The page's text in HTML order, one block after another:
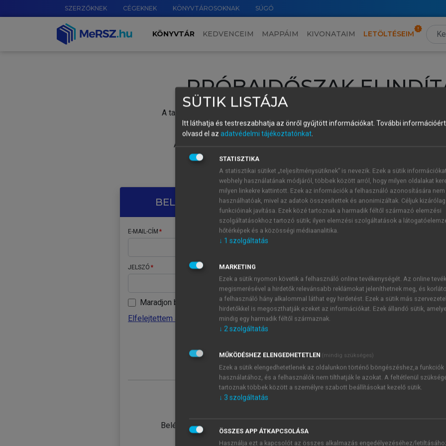
SZERZŐKNEK CÉGEKNEK KÖNYVTÁROSOKNAK SÚGÓ
KÖNYVTÁR KEDVENCEIM MAPPÁIM KIVONATAIM LETÖLTÉSEIM
PRÓBAIDŐSZAK
A tartalom megtekintéséhez lépj be a saját fiókoddal, iskolai azonosítóddal vagy
Új felhasználóként1 óra díjmentes hozzáférésrevagy
A próbaidőszak elindításához,
vagy hozz
A regisztráció után a
BELÉPÉS SAJÁT FIÓKKAL
E-MAIL-CÍM
JELSZÓ
Maradjon belépve
Elfelejtettem a jelszavamat
Belépés intézményi azonosítóval
ÚJ FIÓK
1 óra
JELSZÓ
Kérek értesítést a MeRSZ
Kérek értesítést az
SÜTIK LISTÁJA
Itt láthatja és testreszabhatja az önről gyűjtött információkat. További
olvasd el az adatvédelmi tájékoztatónkat.
STATISZTIKA
A statisztikai sütiket „teljesítménysütiknek” is nevezik. Ezek a sütik
webhely használatának módjáról, többek között arról, hogy milyen oldalakat
milyen linkekre kattintott. Ezek az információk a felhasználó azonosítására nem
használhatóak, mivel az adatok összesítettek és anonimizáltak. Céljuk
funkcióinak javítása. Ezek közé tartoznak a harmadik féltől származó elemzési
szolgáltatásokhoz tartozó sütik; ilyen elemzési szolgáltatások a
hőtérképek és a közösségi médiaanalitika.
↓ 1 szolgáltatás
MARKETING
Ezek a sütik nyomon követik a felhasználó online tevékenységét. Az online
megismerésével a hirdetők relevánsabb reklámokat jeleníthetnek meg, és
a felhasználó hány alkalommal láthat egy hirdetést. Ezek a sütik más
hirdetőkkel is megoszthatják ezeket az információkat. Ezek állandó sütik,
mindig egy harmadik féltől származnak.
↓ 2szolgáltatás
MŰKÖDÉSHEZ ELENGEDHETETLEN (mindig szükséges)
Ezek a sütik elengedhetetlenek az oldalunkon történő böngészéshez,a funkciók
használatához, és a felhasználók nem tilthatják le azokat. A feltétlenül
tartoznak többek között a személyre szabott beállításokat kezelő sütik.
↓ 3 szolgáltatás
ÖSSZES APP ÁTKAPCSOLÁSA
Használja ezt a kapcsolót az összes alkalmazás engedélyezéséhez/